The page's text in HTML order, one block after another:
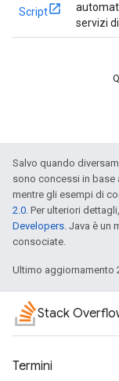
Script
servizi
Salvo quando
sono concessi in base
mentre gli esempi di
2.0. Per ulteriori
Developers. Java è un
consociate.
Ultimo aggiornamento
Stack
Termini